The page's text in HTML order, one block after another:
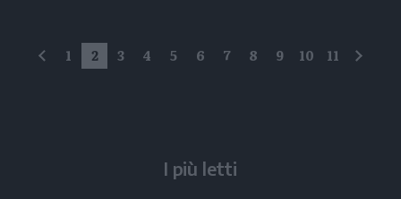
precedente
1 2 3 4 5 6 7 8 9 10 11
I più letti